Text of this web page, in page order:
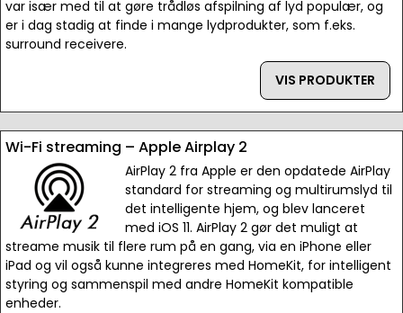
var især med til at gøre trådløs afspilning af lyd populær, og
er i dag stadig at finde i mange lydprodukter, som f.eks.
surround receivere.
VIS PRODUKTER
Wi-Fi streaming – Apple Airplay 2
AirPlay 2 fra Apple er den opdatede AirPlay
standard for streaming og multirumslyd til
det intelligente hjem, og blev lanceret
med iOS 11. AirPlay 2 gør det muligt at
streame musik til flere rum på en gang, via en iPhone eller
iPad og vil også kunne integreres med HomeKit, for intelligent
styring og sammenspil med andre HomeKit kompatible
enheder.